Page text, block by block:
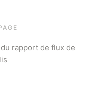
rapport de flux de